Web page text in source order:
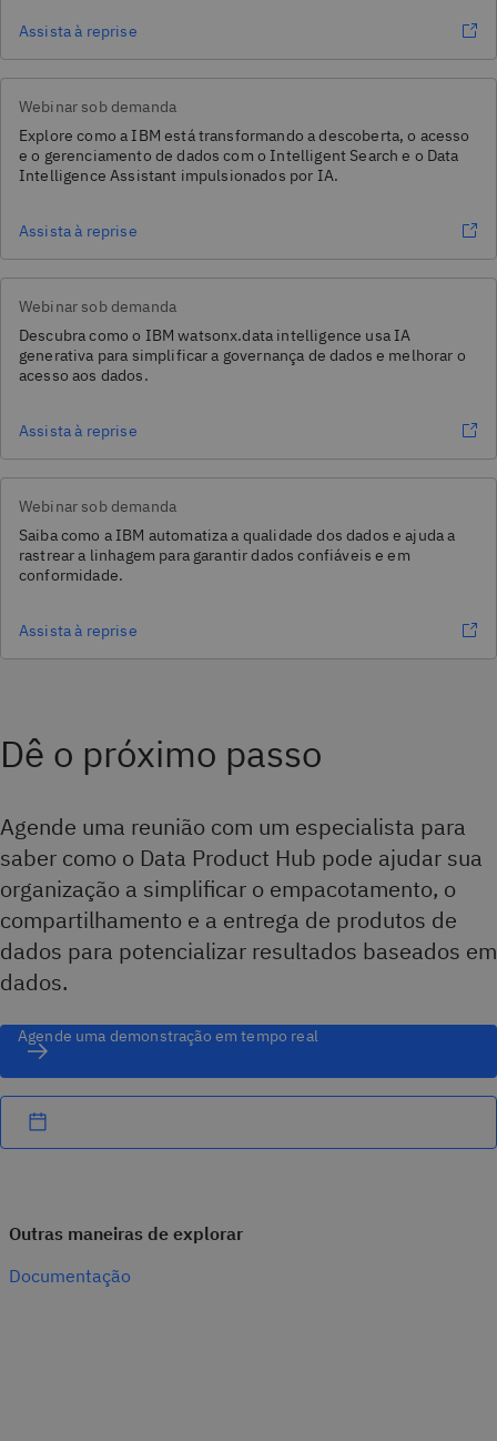
Assista à reprise
Webinar sob demanda
Explore como a IBM está transformando a descoberta, o acesso
e o gerenciamento de dados com o Intelligent Search e o Data
Intelligence Assistant impulsionados por IA.
Assista à reprise
Webinar sob demanda
Descubra como o IBM watsonx.data intelligence usa IA
generativa para simplificar a governança de dados e melhorar o
acesso aos dados.
Assista à reprise
Webinar sob demanda
Saiba como a IBM automatiza a qualidade dos dados e ajuda a
rastrear a linhagem para garantir dados confiáveis e em
conformidade.
Assista à reprise
Dê o próximo passo
Agende uma reunião com um especialista para
saber como o Data Product Hub pode ajudar sua
organização a simplificar o empacotamento, o
compartilhamento e a entrega de produtos de
dados para potencializar resultados baseados em
dados.
Agende uma demonstração em tempo real
Outras maneiras de explorar
Documentação